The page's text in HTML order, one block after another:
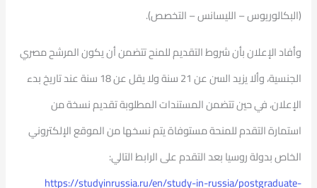
(البكالوريوس – الليسانس – التخصص).
وأفاد الإعلان بأن شروط التقديم للمنح تتضمن أن يكون المرشح مصري
الجنسية، وألا يزيد السن عن 21 سنة ولا يقل عن 18 سنة عند تاريخ بدء
الإعلان، في حين تتضمن المستندات المطلوبة تقديم نسخة من
استمارة التقدم للمنحة مستوفاة يتم نسخها من الموقع الإلكتروني
الخاص بدولة روسيا بعد التقدم على الرابط التالي:
https://studyinrussia.ru/en/study-in-russia/postgraduate-